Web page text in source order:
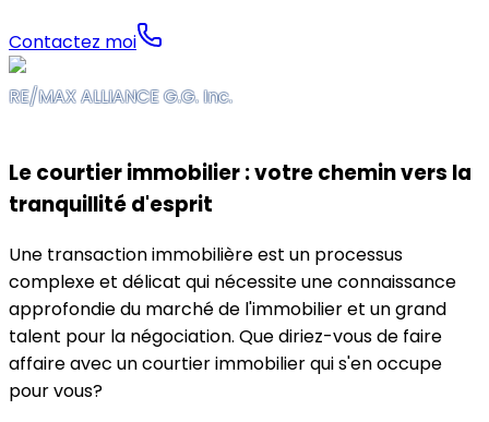
Contactez moi
RE/MAX ALLIANCE G.G. Inc.
Le courtier immobilier : votre chemin vers la
tranquillité d'esprit
Une transaction immobilière est un processus
complexe et délicat qui nécessite une connaissance
approfondie du marché de l'immobilier et un grand
talent pour la négociation. Que diriez-vous de faire
affaire avec un courtier immobilier qui s'en occupe
pour vous?